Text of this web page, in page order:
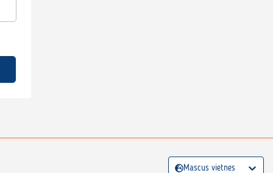
Mascus vietnes